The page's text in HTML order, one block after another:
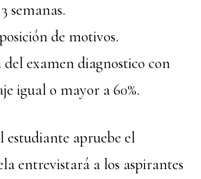
semanas.
de motivos.
examen diagnostico con
igual o mayor a 60%.
estudiante apruebe el
entrevistará a los aspirantes